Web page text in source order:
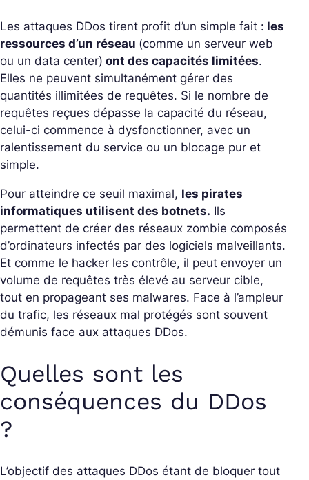
Les attaques DDos tirent profit d’un simple fait : les
ressources d’un réseau (comme un serveur web
ou un data center) ont des capacités limitées.
Elles ne peuvent simultanément gérer des
quantités illimitées de requêtes. Si le nombre de
requêtes reçues dépasse la capacité du réseau,
celui-ci commence à dysfonctionner, avec un
ralentissement du service ou un blocage pur et
simple.
Pour atteindre ce seuil maximal, les pirates
informatiques utilisent des botnets. Ils
permettent de créer des réseaux zombie composés
d’ordinateurs infectés par des logiciels malveillants.
Et comme le hacker les contrôle, il peut envoyer un
volume de requêtes très élevé au serveur cible,
tout en propageant ses malwares. Face à l’ampleur
du trafic, les réseaux mal protégés sont souvent
démunis face aux attaques DDos.
Quelles sont les
conséquences du DDos
?
L’objectif des attaques DDos étant de bloquer tout